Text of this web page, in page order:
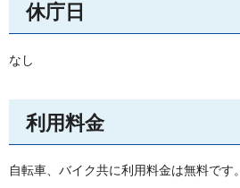
休庁日
なし
利用料金
自転車、バイク共に利用料金は無料です。